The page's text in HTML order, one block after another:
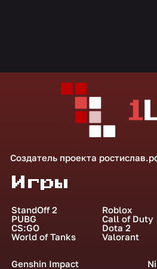
Создатель проекта
Игры
StandOff 2
PUBG
CS:GO
World of Tanks
Roblox
Call of Duty
Dota 2
Valorant
Genshin Impact